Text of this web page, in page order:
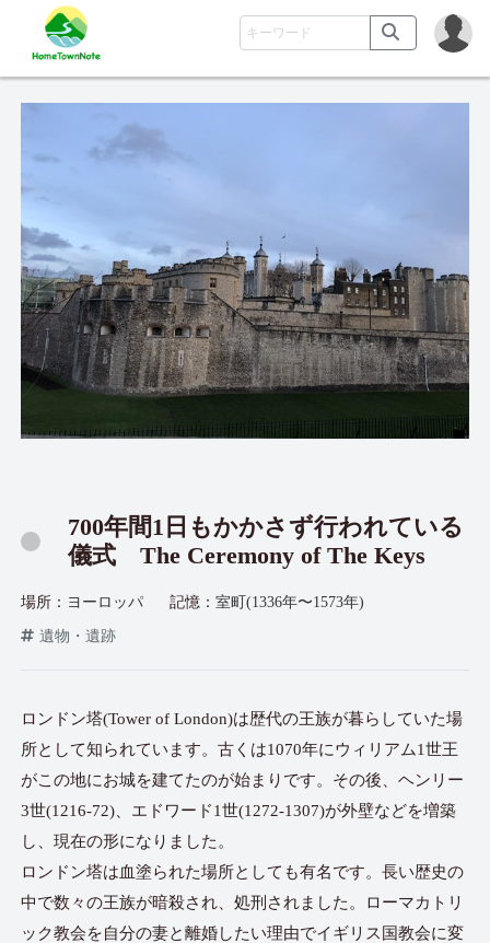
700年間1日もかかさず行われている
儀式 The Ceremony of The Keys
場所： ヨーロッパ 記憶：室町(1336年〜1573年)
遺物・遺跡
ロンドン塔(Tower of London)は歴代の王族が暮らしていた場
所として知られています。古くは1070年にウィリアム1世王
がこの地にお城を建てたのが始まりです。その後、ヘンリー
3世(1216-72)、エドワード1世(1272-1307)が外壁などを増築
し、現在の形になりました。
ロンドン塔は血塗られた場所としても有名です。長い歴史の
中で数々の王族が暗殺され、処刑されました。ローマカトリ
ック教会を自分の妻と離婚したい理由でイギリス国教会に変